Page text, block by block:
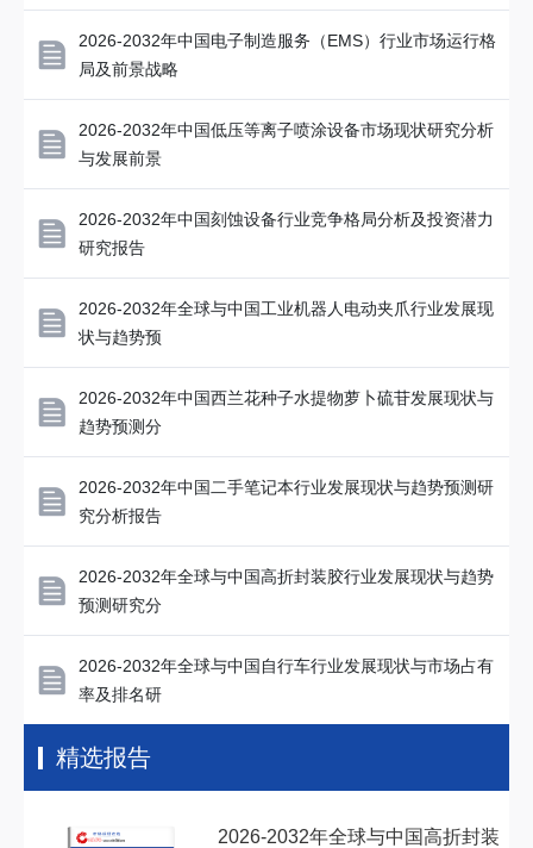
2026-2032年中国电子制造服务（EMS）行业市场运行格
局及前景战略
2026-2032年中国低压等离子喷涂设备市场现状研究分析
与发展前景
2026-2032年中国刻蚀设备行业竞争格局分析及投资潜力
研究报告
2026-2032年全球与中国工业机器人电动夹爪行业发展现
状与趋势预
2026-2032年中国西兰花种子水提物萝卜硫苷发展现状与
趋势预测分
2026-2032年中国二手笔记本行业发展现状与趋势预测研
究分析报告
2026-2032年全球与中国高折封装胶行业发展现状与趋势
预测研究分
2026-2032年全球与中国自行车行业发展现状与市场占有
率及排名研
精选报告
2026-2032年全球与中国高折封装